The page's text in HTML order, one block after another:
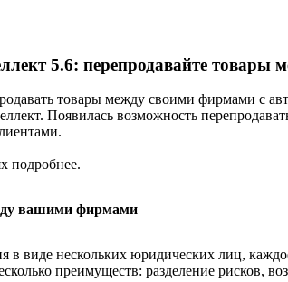
5.6: перепродавайте товары
товары между своими фирмами с
Появилась возможность
подробнее.
вашими фирмами
в виде нескольких юридических лиц,
преимуществ: разделение рисков,